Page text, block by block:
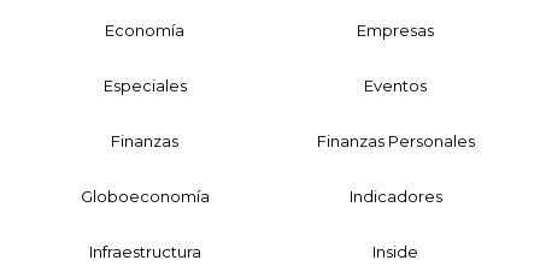
Economía Empresas
Especiales Eventos
Finanzas Finanzas Personales
Globoeconomía Indicadores
Infraestructura Inside